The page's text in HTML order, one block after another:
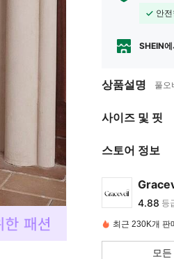
안
SHEIN
상품설명 풀오
사이즈 및 핏
스토어 정보
4.88
4.88
최근 230K개 판
모